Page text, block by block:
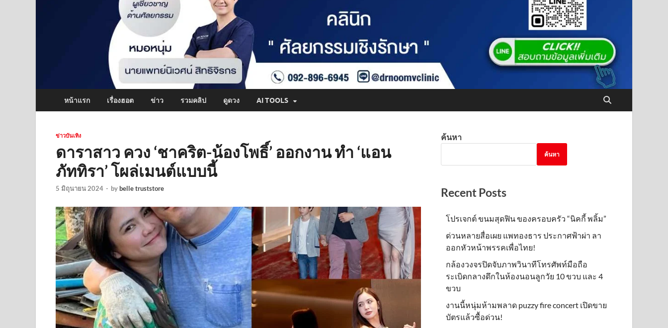
หน้าแรก เรื่องฮอต ข่าว รวมคลิป ดูดวง AI TOOLS
ข่าวบันเทิง
ดาราสาว ควง ‘ชาคริต-น้องโพธิ์’ ออกงาน ทำ ‘แอน
ภัททิรา’ โผล่เมนต์แบบนี้
5 มิถุนายน 2024 - bybelle truststore
ค้นหา
ค้นหา
Recent Posts
โปรเจกต์ ขนมสุดฟิน ของครอบครัว “นิคกี้ พลิ้ม”
ด่วนหลายสื่อเผย แพทองธาร ประกาศฟ้าผ่า ลา
ออกหัวหน้าพรรคเพื่อไทย!
กล้องวงจรปิดจับภาพวินาทีโทรศัพท์มือถือ
ระเบิดกลางดึกในห้องนอนลูกวัย 10 ขวบ และ 4
ขวบ
งานนี้หนุ่มห้ามพลาด puzzy fire concert เปิดขาย
บัตรแล้วซื้อด่วน!